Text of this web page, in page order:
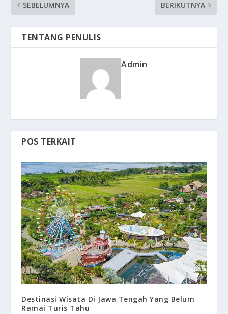
SEBELUMNYA BERIKUTNYA
TENTANG PENULIS
Admin
POS TERKAIT
Destinasi Wisata Di Jawa Tengah Yang Belum
Ramai Turis Tahu